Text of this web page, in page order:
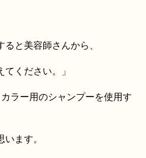
と美容師さんから、
てください。」
ラー用のシャンプーを使用す
ます。